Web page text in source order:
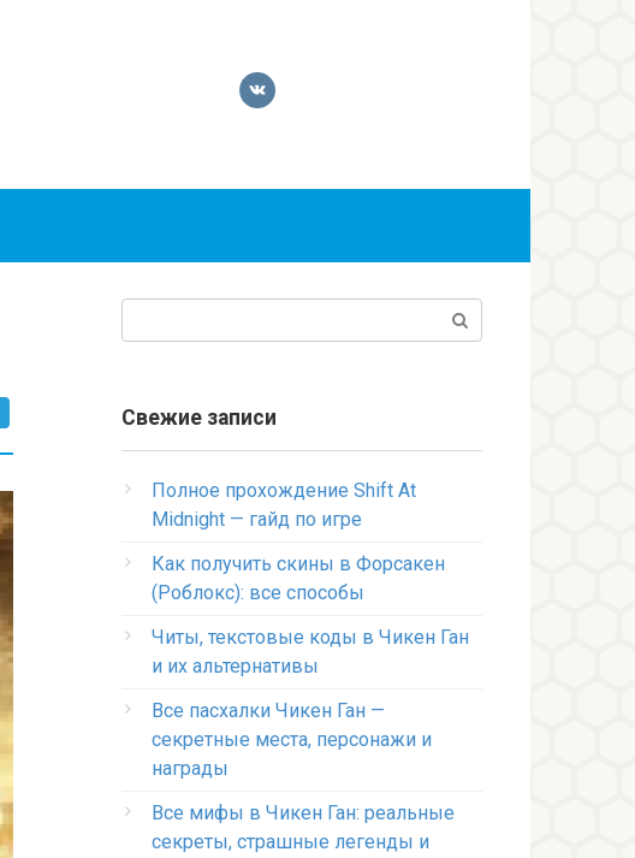
Свежие записи
Полное прохождение Shift At
Midnight — гайд по игре
Как получить скины в Форсакен
(Роблокс): все способы
Читы, текстовые коды в Чикен Ган
и их альтернативы
Все пасхалки Чикен Ган —
секретные места, персонажи и
награды
Все мифы в Чикен Ган: реальные
секреты, страшные легенды и